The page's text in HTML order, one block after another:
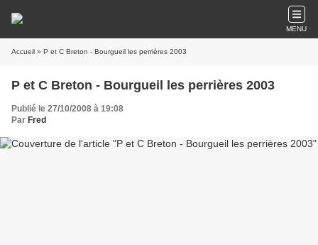
MENU
Accueil » P et C Breton - Bourgueil les perrières 2003
P et C Breton - Bourgueil les perrières 2003
Publié le 27/10/2008 à 19:08
Par Fred